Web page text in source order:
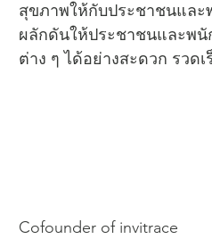
สุขภาพให้กับประชาชนและ
ผลักดันให้ประชาชนและพนั
ต่าง ๆ ได้อย่างสะดวก รวด
Cofounder of invitrace